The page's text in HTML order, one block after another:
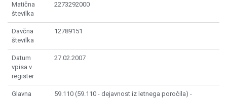
Matična
številka
2273292000
Davčna
številka
12789151
Datum
vpisa v
register
27.02.2007
Glavna
59.110 (59.110 - dejavnost iz letnega poročila) -